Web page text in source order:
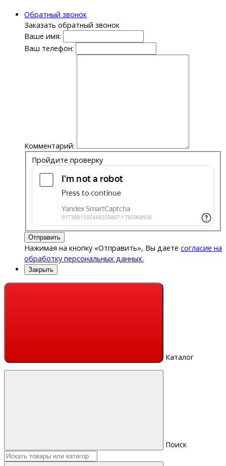
Обратный звонок
Заказать обратный звонок
Ваше имя:
Ваш телефон:
Комментарий:
Пройдите проверку
Отправить
Нажимая на кнопку «Отправить», Вы даете согласие на
обработку персональных данных.
Закрыть
Каталог
Поиск